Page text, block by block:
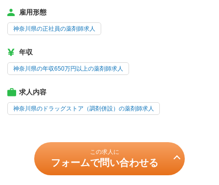
雇用形態
神奈川県の正社員の薬剤師求人
年収
神奈川県の年収650万円以上の薬剤師求人
求人内容
神奈川県のドラッグストア（調剤併設）の薬剤師求人
この求人に
フォームで問い合わせる